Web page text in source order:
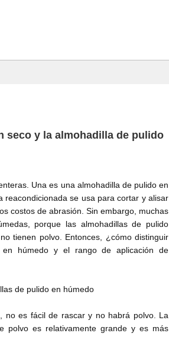
seco y la almohadilla de pulido
Una es una almohadilla de pulido en
se usa para cortar y alisar
costos de abrasión. Sin embargo, muchas
porque las almohadillas de pulido
tienen polvo. Entonces, ¿cómo distinguir
húmedo y el rango de aplicación de
de pulido en húmedo
no es fácil de rascar y no habrá polvo. La
polvo es relativamente grande y es más